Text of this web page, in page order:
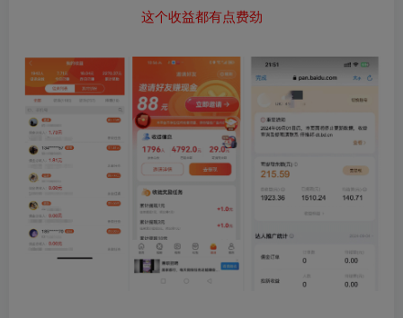
这个收益都有点费劲